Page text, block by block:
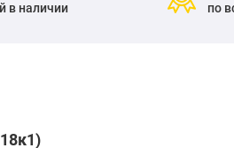
в наличии
по